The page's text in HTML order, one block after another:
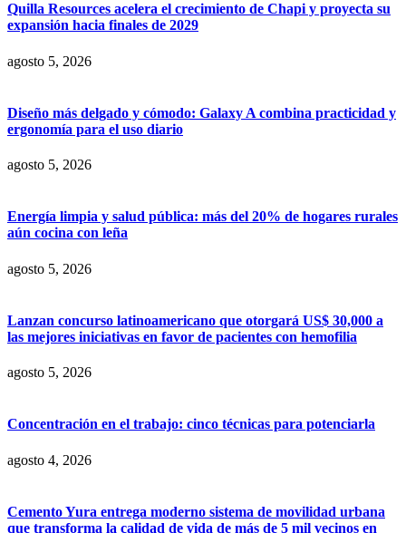
Quilla Resources acelera el crecimiento de Chapi y proyecta su
expansión hacia finales de 2029
agosto 5, 2026
Diseño más delgado y cómodo: Galaxy A combina practicidad y
ergonomía para el uso diario
agosto 5, 2026
Energía limpia y salud pública: más del 20% de hogares rurales
aún cocina con leña
agosto 5, 2026
Lanzan concurso latinoamericano que otorgará US$ 30,000 a
las mejores iniciativas en favor de pacientes con hemofilia
agosto 5, 2026
Concentración en el trabajo: cinco técnicas para potenciarla
agosto 4, 2026
Cemento Yura entrega moderno sistema de movilidad urbana
que transforma la calidad de vida de más de 5 mil vecinos en